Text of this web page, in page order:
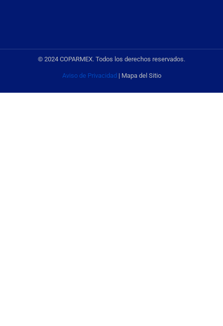
© 2024 COPARMEX. Todos los derechos reservados.
Aviso de Privacidad | Mapa del Sitio